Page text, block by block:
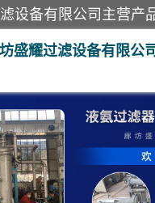
盛耀过滤设备有限公
滤器 过滤
滤器 沼气